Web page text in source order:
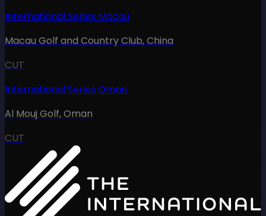
International Series Macau
Macau Golf and Country Club,China
CUT
International Series Oman
Al Mouj Golf,Oman
CUT